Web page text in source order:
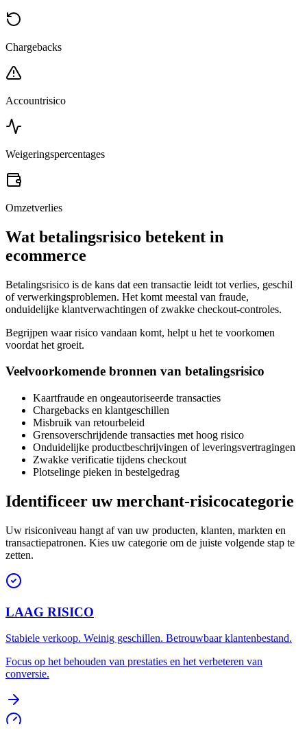
Chargebacks
Accountrisico
Weigeringspercentages
Omzetverlies
Wat betalingsrisico betekent in
ecommerce
Betalingsrisico is de kans dat een transactie leidt tot verlies, geschil
of verwerkingsproblemen. Het komt meestal van fraude,
onduidelijke klantverwachtingen of zwakke checkout-controles.
Begrijpen waar risico vandaan komt, helpt u het te voorkomen
voordat het groeit.
Veelvoorkomende bronnen van betalingsrisico
Kaartfraude en ongeautoriseerde transacties
Chargebacks en klantgeschillen
Misbruik van retourbeleid
Grensoverschrijdende transacties met hoog risico
Onduidelijke productbeschrijvingen of leveringsvertragingen
Zwakke verificatie tijdens checkout
Plotselinge pieken in bestelgedrag
Identificeer uw merchant-risicocategorie
Uw risiconiveau hangt af van uw producten, klanten, markten en
transactiepatronen. Kies uw categorie om de juiste volgende stap te
zetten.
LAAG RISICO
Stabiele verkoop. Weinig geschillen. Betrouwbaar klantenbestand.
Focus op het behouden van prestaties en het verbeteren van
conversie.